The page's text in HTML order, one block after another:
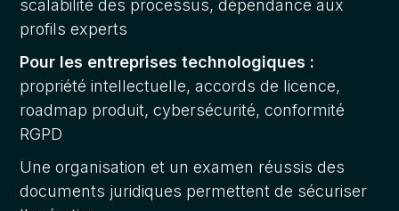
scalabilité des processus, dépendance aux
profils experts
Pour les entreprises technologiques :
propriété intellectuelle, accords de licence,
roadmap produit, cybersécurité, conformité
RGPD
Une organisation et un examen réussis des
documents juridiques permettent de sécuriser